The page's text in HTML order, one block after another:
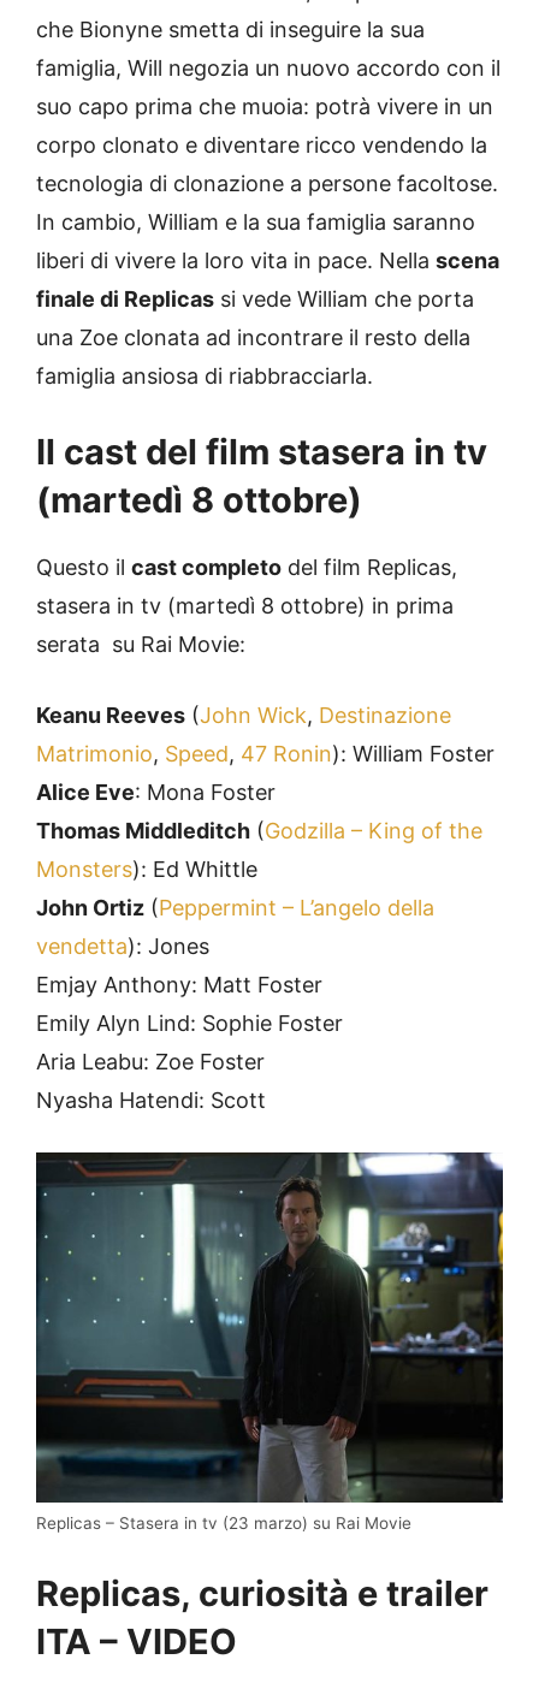
che Bionyne smetta di inseguire la sua
famiglia, Will negozia un nuovo accordo con il
suo capo prima che muoia: potrà vivere in un
corpo clonato e diventare ricco vendendo la
tecnologia di clonazione a persone facoltose.
In cambio, William e la sua famiglia saranno
liberi di vivere la loro vita in pace. Nella scena
finale di Replicas si vede William che porta
una Zoe clonata ad incontrare il resto della
famiglia ansiosa di riabbracciarla.
Il cast del film stasera in tv
(martedì 8 ottobre)
Questo il cast completo del film Replicas,
stasera in tv (martedì 8 ottobre) in prima
serata su Rai Movie:
Keanu Reeves (John Wick, Destinazione
Matrimonio, Speed, 47 Ronin): William Foster
Alice Eve: Mona Foster
Thomas Middleditch (Godzilla – King of the
Monsters): Ed Whittle
John Ortiz (Peppermint – L’angelo della
vendetta): Jones
Emjay Anthony: Matt Foster
Emily Alyn Lind: Sophie Foster
Aria Leabu: Zoe Foster
Nyasha Hatendi: Scott
Replicas – Stasera in tv (23 marzo) su Rai Movie
Replicas, curiosità e trailer
ITA – VIDEO